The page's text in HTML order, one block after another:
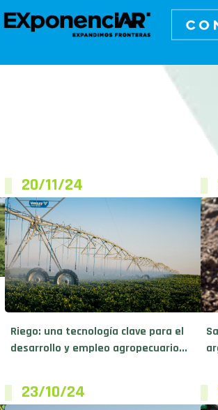
20/11/24
Riego: una tecnología clave para el
desarrollo y empleo agropecuario...
23/10/24